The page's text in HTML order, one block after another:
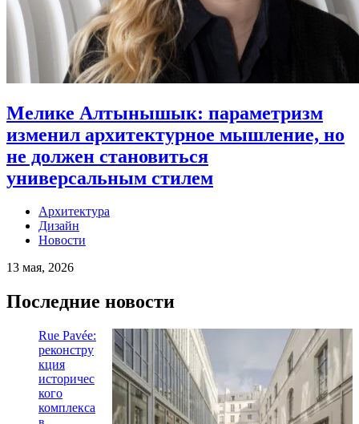
Мелике Алтынышык: параметризм
изменил архитектурное мышление, но
не должен становиться
универсальным стилем
Архитектура
Дизайн
Новости
13 мая, 2026
Последние новости
Rue Pavée:
реконстру
кция
историчес
кого
комплекса